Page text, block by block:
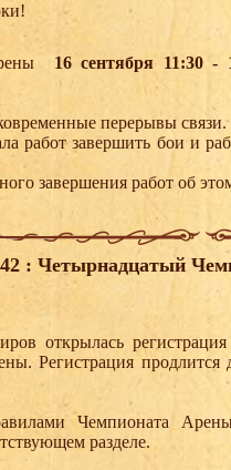
16 сентября 11:30 -
перерывы связи.
работ завершить бои и
завершения работ об
: Четырнадцатый
открылась
Регистрация продлится
Чемпионата
разделе.